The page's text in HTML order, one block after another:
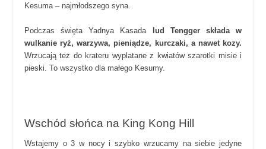
Kesuma – najmłodszego syna.
Podczas święta Yadnya Kasada
lud Tengger składa w
wulkanie ryż, warzywa, pieniądze, kurczaki, a nawet kozy.
Wrzucają też do krateru wyplatane z kwiatów szarotki misie i
pieski. To wszystko dla małego Kesumy.
Wschód słońca na King Kong Hill
Wstajemy o 3 w nocy i szybko wrzucamy na siebie jedyne